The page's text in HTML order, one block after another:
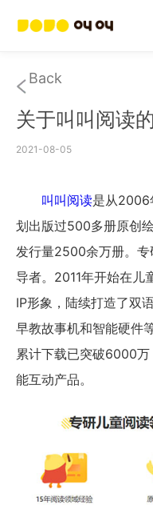
Home
JOJO APP
About Us
Download
Back
关于叫叫阅读
2021-08-05
叫叫阅读是从2006
划出版过500多册原创
发行量2500余万册。
导者。2011年开始在儿
IP形象，陆续打造了双
早教故事机和智能硬件
累计下载已突破6000
能互动产品。